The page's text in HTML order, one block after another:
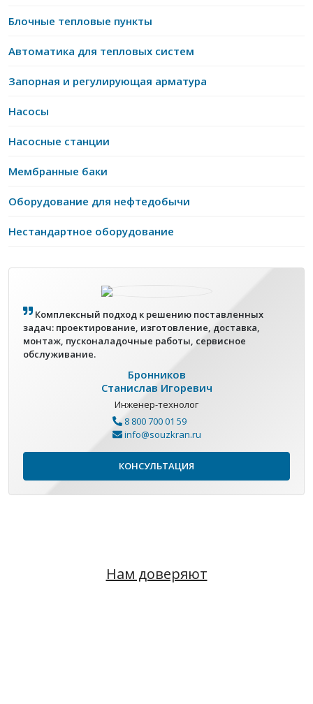
Блочные тепловые пункты
Автоматика для тепловых систем
Запорная и регулирующая арматура
Насосы
Насосные станции
Мембранные баки
Оборудование для нефтедобычи
Нестандартное оборудование
Комплексный подход к решению поставленных
задач: проектирование, изготовление, доставка,
монтаж, пусконаладочные работы, сервисное
обслуживание.
Бронников
Станислав Игоревич
Инженер-технолог
8 800 700 01 59
info@souzkran.ru
КОНСУЛЬТАЦИЯ
Нам доверяют